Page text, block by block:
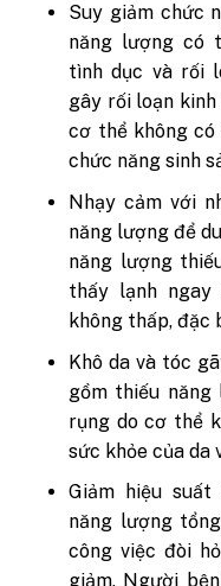
Suy giảm chức
năng lượng có
tình dục và rối
gây rối loạn
cơ thể không
chức năng sinh
Nhạy cảm với
năng lượng để
năng lượng
thấy lạnh
không thấp, đặc
Khô da và tóc
gồm thiếu năng
rụng do cơ thể
sức khỏe của da
Giảm hiệu
năng lượng
công việc đòi
giảm. Người